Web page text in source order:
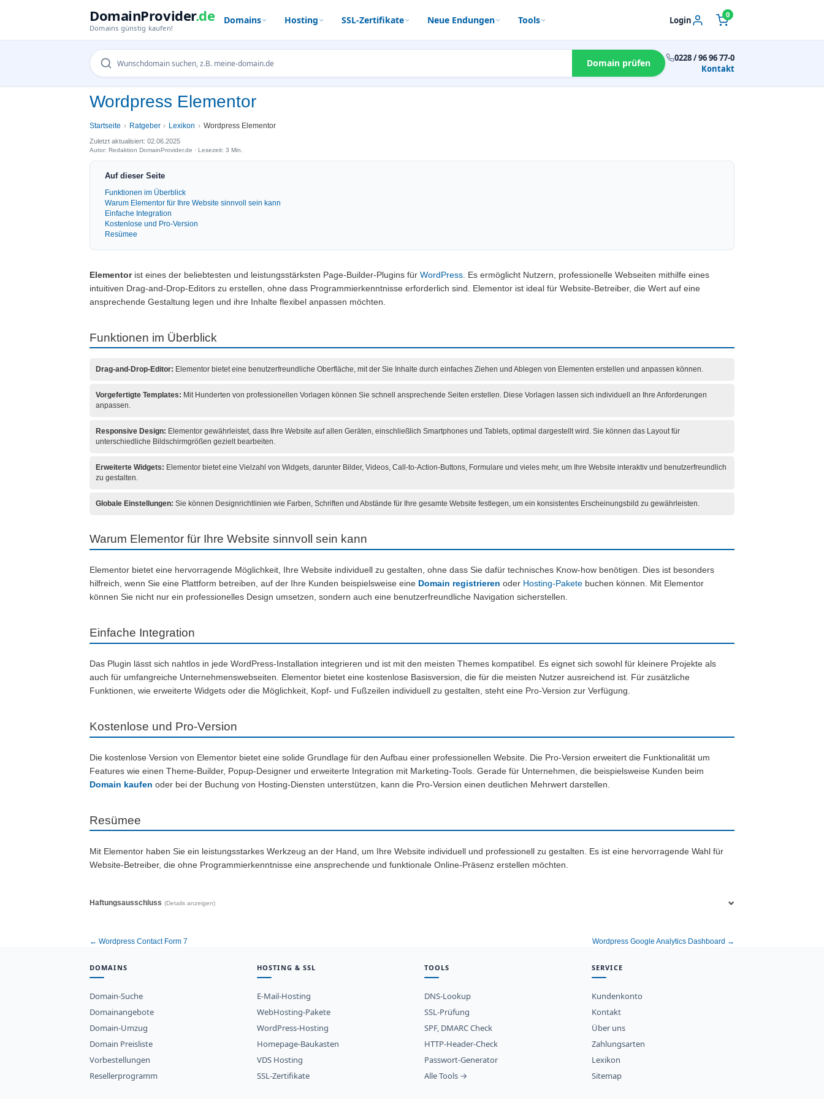
DomainProvider.de
Domains günstig kaufen!
Domains Hosting SSL-Zertifikate Neue Endungen Tools Login 0
Domain prüfen
0228 / 96 96 77-0
Kontakt
Wordpress Elementor
Startseite Ratgeber Lexikon Wordpress Elementor
Zuletzt aktualisiert: 02.06.2025
Autor: Redaktion DomainProvider.de · Lesezeit: 3 Min.
Auf dieser Seite
Funktionen im Überblick
Warum Elementor für Ihre Website sinnvoll sein kann
Einfache Integration
Kostenlose und Pro-Version
Resümee
Elementorist eines der beliebtesten und leistungsstärksten Page-Builder-Plugins für WordPress . Es ermöglicht Nutzern, professionelle Webseiten mithilfe eines
intuitiven Drag-and-Drop-Editors zu erstellen, ohne dass Programmierkenntnisse erforderlich sind. Elementor ist ideal für Website-Betreiber, die Wert auf eine
ansprechende Gestaltung legen und ihre Inhalte flexibel anpassen möchten.
Funktionen im Überblick
Drag-and-Drop-Editor: Elementor bietet eine benutzerfreundliche Oberfläche, mit der Sie Inhalte durch einfaches Ziehen und Ablegen von Elementen erstellen und anpassen können.
Vorgefertigte Templates: Mit Hunderten von professionellen Vorlagen können Sie schnell ansprechende Seiten erstellen. Diese Vorlagen lassen sich individuell an Ihre Anforderungen
anpassen.
Responsive Design: Elementor gewährleistet, dass Ihre Website auf allen Geräten, einschließlich Smartphones und Tablets, optimal dargestellt wird. Sie können das Layout für
unterschiedliche Bildschirmgrößen gezielt bearbeiten.
Erweiterte Widgets: Elementor bietet eine Vielzahl von Widgets, darunter Bilder, Videos, Call-to-Action-Buttons, Formulare und vieles mehr, um Ihre Website interaktiv und benutzerfreundlich
zu gestalten.
Globale Einstellungen: Sie können Designrichtlinien wie Farben, Schriften und Abstände für Ihre gesamte Website festlegen, um ein konsistentes Erscheinungsbild zu gewährleisten.
Warum Elementor für Ihre Website sinnvoll sein kann
Elementor bietet eine hervorragende Möglichkeit, Ihre Website individuell zu gestalten, ohne dass Sie dafür technisches Know-how benötigen. Dies ist besonders
hilfreich, wenn Sie eine Plattform betreiben, auf der Ihre Kunden beispielsweise eine Domain registrieren oder Hosting-Pakete buchen können. Mit Elementor
können Sie nicht nur ein professionelles Design umsetzen, sondern auch eine benutzerfreundliche Navigation sicherstellen.
Einfache Integration
Das Plugin lässt sich nahtlos in jede WordPress-Installation integrieren und ist mit den meisten Themes kompatibel. Es eignet sich sowohl für kleinere Projekte als
auch für umfangreiche Unternehmenswebseiten. Elementor bietet eine kostenlose Basisversion, die für die meisten Nutzer ausreichend ist. Für zusätzliche
Funktionen, wie erweiterte Widgets oder die Möglichkeit, Kopf- und Fußzeilen individuell zu gestalten, steht eine Pro-Version zur Verfügung.
Kostenlose und Pro-Version
Die kostenlose Version von Elementor bietet eine solide Grundlage für den Aufbau einer professionellen Website. Die Pro-Version erweitert die Funktionalität um
Features wie einen Theme-Builder, Popup-Designer und erweiterte Integration mit Marketing-Tools. Gerade für Unternehmen, die beispielsweise Kunden beim
Domain kaufen oder bei der Buchung von Hosting-Diensten unterstützen, kann die Pro-Version einen deutlichen Mehrwert darstellen.
Resümee
Mit Elementor haben Sie ein leistungsstarkes Werkzeug an der Hand, um Ihre Website individuell und professionell zu gestalten. Es ist eine hervorragende Wahl für
Website-Betreiber, die ohne Programmierkenntnisse eine ansprechende und funktionale Online-Präsenz erstellen möchten.
Haftungsausschluss (Details anzeigen)
← Wordpress Contact Form 7 Wordpress Google Analytics Dashboard →
DOMAINS
Domain-Suche
Domainangebote
Domain-Umzug
Domain Preisliste
Vorbestellungen
Resellerprogramm
HOSTING & SSL
E-Mail-Hosting
WebHosting-Pakete
WordPress-Hosting
Homepage-Baukasten
VDS Hosting
SSL-Zertifikate
TOOLS
DNS-Lookup
SSL-Prüfung
SPF, DMARC Check
HTTP-Header-Check
Passwort-Generator
Alle Tools →
SERVICE
Kundenkonto
Kontakt
Über uns
Zahlungsarten
Lexikon
Sitemap